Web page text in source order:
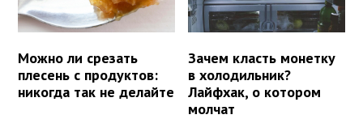
Можно ли срезать
плесень с продуктов:
никогда так не делайте
Зачем класть монетку
в холодильник?
Лайфхак, о котором
молчат